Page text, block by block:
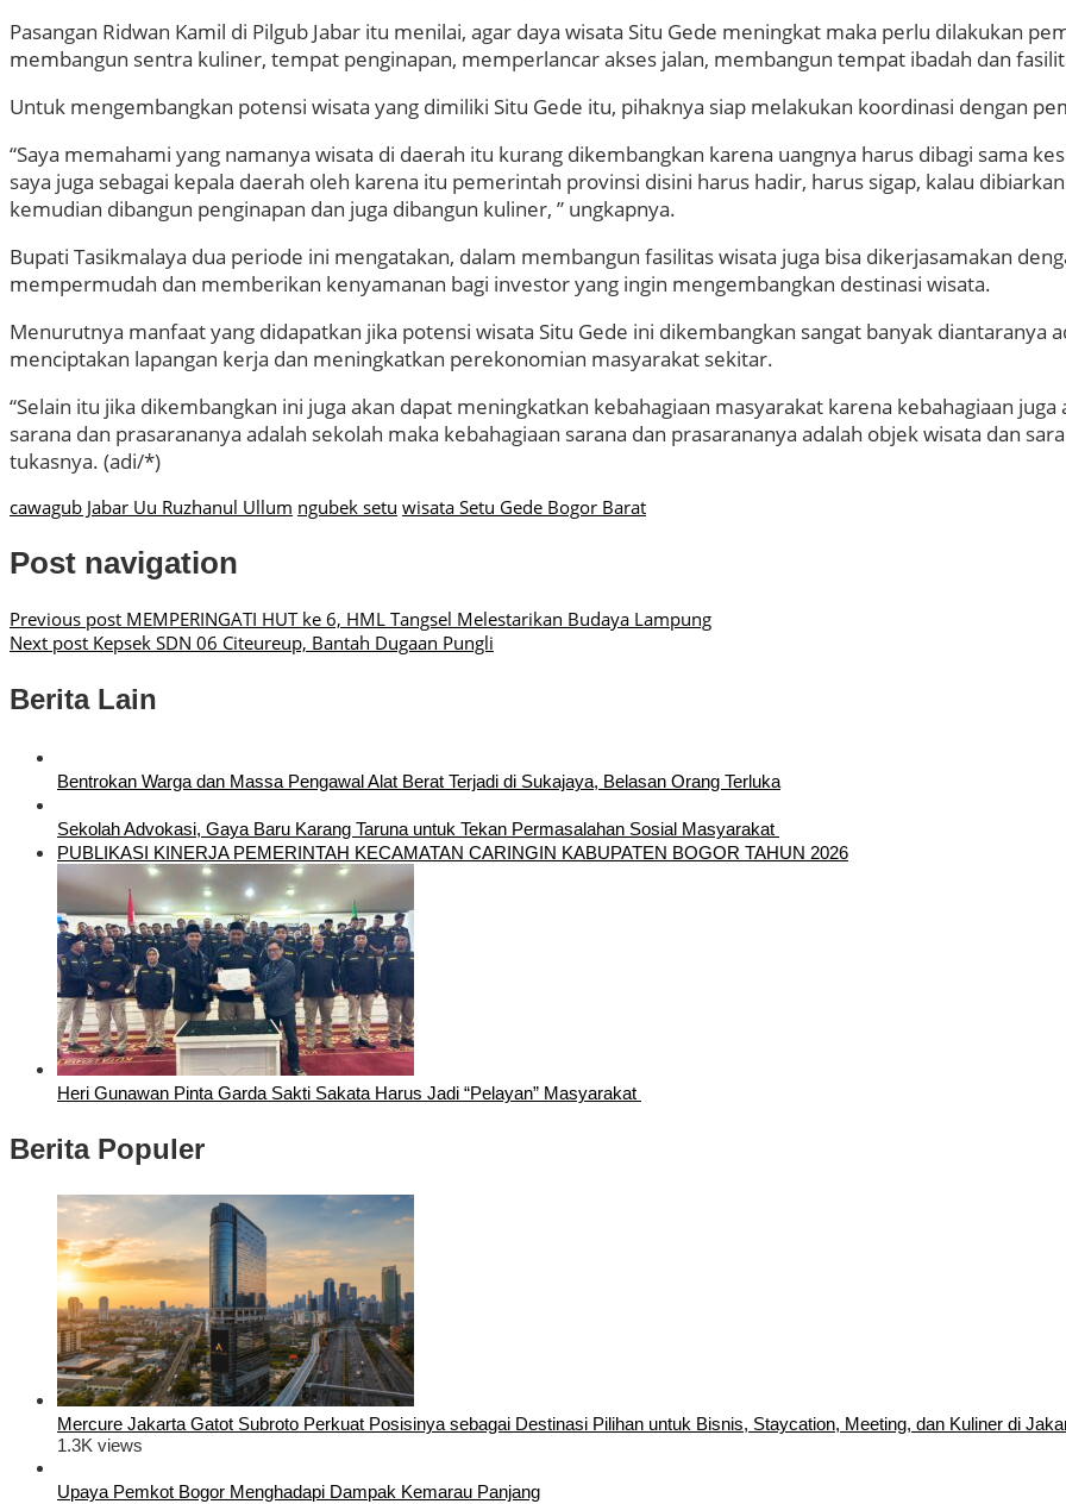
Pasangan Ridwan Kamil di Pilgub Jabar itu menilai, agar daya wisata Situ Gede meningkat maka perlu dilakukan
membangun sentra kuliner, tempat penginapan, memperlancar akses jalan, membangun tempat ibadah dan
Untuk mengembangkan potensi wisata yang dimiliki Situ Gede itu, pihaknya siap melakukan koordinasi dengan
“Saya memahami yang namanya wisata di daerah itu kurang dikembangkan karena uangnya harus dibagi sama
saya juga sebagai kepala daerah oleh karena itu pemerintah provinsi disini harus hadir, harus sigap, kalau
kemudian dibangun penginapan dan juga dibangun kuliner, ” ungkapnya.
Bupati Tasikmalaya dua periode ini mengatakan, dalam membangun fasilitas wisata juga bisa dikerjasamakan
mempermudah dan memberikan kenyamanan bagi investor yang ingin mengembangkan destinasi wisata.
Menurutnya manfaat yang didapatkan jika potensi wisata Situ Gede ini dikembangkan sangat banyak diantaranya
menciptakan lapangan kerja dan meningkatkan perekonomian masyarakat sekitar.
“Selain itu jika dikembangkan ini juga akan dapat meningkatkan kebahagiaan masyarakat karena kebahagiaan
sarana dan prasarananya adalah sekolah maka kebahagiaan sarana dan prasarananya adalah objek wisata dan
tukasnya. (adi/*)
cawagub Jabar Uu Ruzhanul Ullum ngubek setu wisata Setu Gede Bogor Barat
Post navigation
Previous post MEMPERINGATI HUT ke 6, HML Tangsel Melestarikan Budaya Lampung
Next post Kepsek SDN 06 Citeureup, Bantah Dugaan Pungli
Berita Lain
Bentrokan Warga dan Massa Pengawal Alat Berat Terjadi di Sukajaya, Belasan Orang Terluka
Sekolah Advokasi, Gaya Baru Karang Taruna untuk Tekan Permasalahan Sosial Masyarakat
PUBLIKASI KINERJA PEMERINTAH KECAMATAN CARINGIN KABUPATEN BOGOR TAHUN 2026
Heri Gunawan Pinta Garda Sakti Sakata Harus Jadi “Pelayan” Masyarakat
Berita Populer
Mercure Jakarta Gatot Subroto Perkuat Posisinya sebagai Destinasi Pilihan untuk Bisnis, Staycation, Meeting, dan Kuliner di
1.3K views
Upaya Pemkot Bogor Menghadapi Dampak Kemarau Panjang